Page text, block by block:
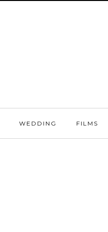
WEDDING FILMS